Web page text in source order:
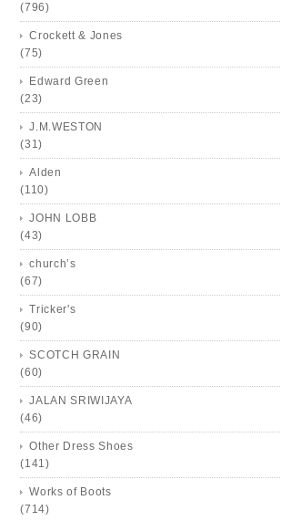
(796)
Crockett & Jones
(75)
Edward Green
(23)
J.M.WESTON
(31)
Alden
(110)
JOHN LOBB
(43)
church’s
(67)
Tricker's
(90)
SCOTCH GRAIN
(60)
JALAN SRIWIJAYA
(46)
Other Dress Shoes
(141)
Works of Boots
(714)